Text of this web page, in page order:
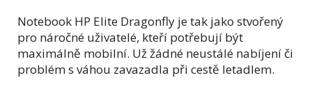
Notebook HP Elite Dragonfly je tak jako stvořený
pro náročné uživatelé, kteří potřebují být
maximálně mobilní. Už žádné neustálé nabíjení či
problém s váhou zavazadla při cestě letadlem.